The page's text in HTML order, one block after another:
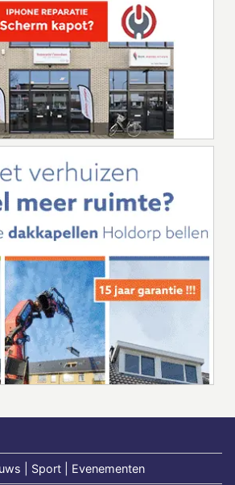
| Sport | Evenementen